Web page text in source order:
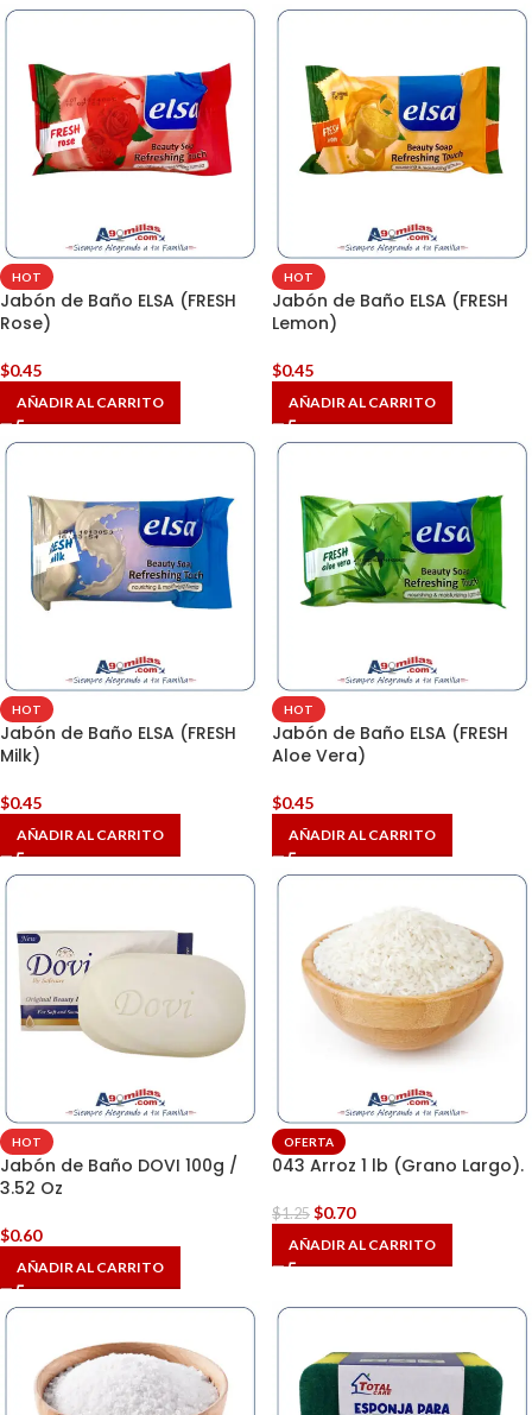
HOT
Jabón de Baño ELSA (FRESH
Rose)
$0.45
AÑADIR AL CARRITO
HOT
Jabón de Baño ELSA (FRESH
Lemon)
$0.45
AÑADIR AL CARRITO
HOT
Jabón de Baño ELSA (FRESH
Milk)
$0.45
AÑADIR AL CARRITO
HOT
Jabón de Baño ELSA (FRESH
Aloe Vera)
$0.45
AÑADIR AL CARRITO
HOT
Jabón de Baño DOVI 100g /
3.52 Oz
$0.60
AÑADIR AL CARRITO
OFERTA
043 Arroz 1 lb (Grano Largo).
$1.25 $0.70
AÑADIR AL CARRITO